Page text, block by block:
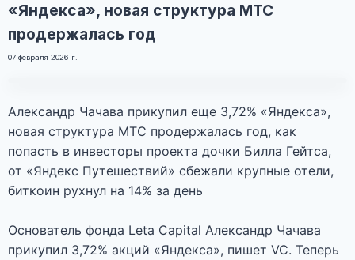
«Яндекса», новая структура МТС
продержалась год
07 февраля 2026 г.
Фото
Александр Чачава прикупил еще 3,72% «Яндекса»,
новая структура МТС продержалась год, как
попасть в инвесторы проекта дочки Билла Гейтса,
от «Яндекс Путешествий» сбежали крупные отели,
биткоин рухнул на 14% за день
Основатель фонда Leta Capital Александр Чачава
прикупил 3,72% акций «Яндекса», пишет VC. Теперь